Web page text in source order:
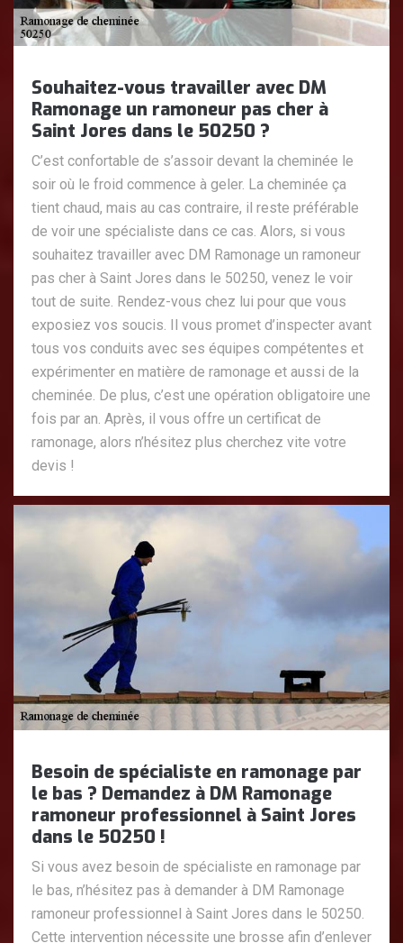
Souhaitez-vous travailler avec DM
Ramonage un ramoneur pas cher à
Saint Jores dans le 50250 ?
C’est confortable de s’assoir devant la cheminée le
soir où le froid commence à geler. La cheminée ça
tient chaud, mais au cas contraire, il reste préférable
de voir une spécialiste dans ce cas. Alors, si vous
souhaitez travailler avec DM Ramonage un ramoneur
pas cher à Saint Jores dans le 50250, venez le voir
tout de suite. Rendez-vous chez lui pour que vous
exposiez vos soucis. Il vous promet d’inspecter avant
tous vos conduits avec ses équipes compétentes et
expérimenter en matière de ramonage et aussi de la
cheminée. De plus, c’est une opération obligatoire une
fois par an. Après, il vous offre un certificat de
ramonage, alors n’hésitez plus cherchez vite votre
devis !
Besoin de spécialiste en ramonage par
le bas ? Demandez à DM Ramonage
ramoneur professionnel à Saint Jores
dans le 50250 !
Si vous avez besoin de spécialiste en ramonage par
le bas, n’hésitez pas à demander à DM Ramonage
ramoneur professionnel à Saint Jores dans le 50250.
Cette intervention nécessite une brosse afin d’enlever